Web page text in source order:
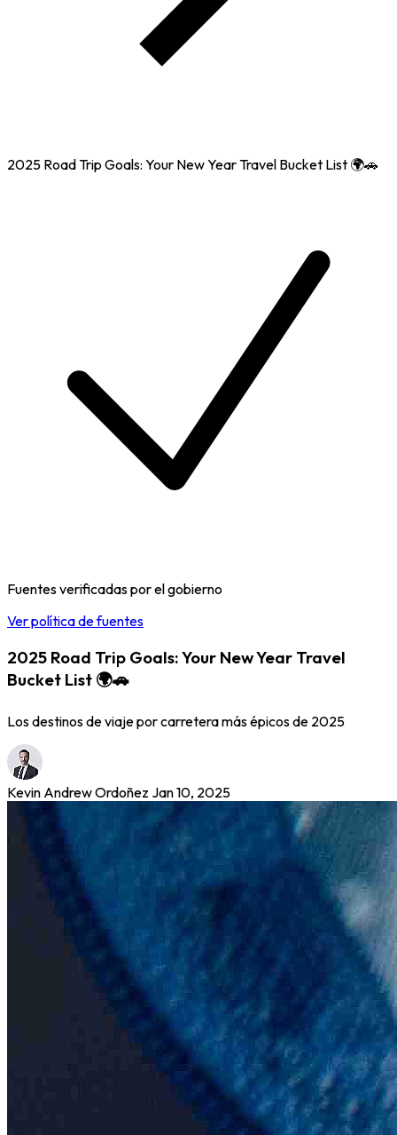
2025 Road Trip Goals: Your New Year Travel Bucket List 🌍🚗
Fuentes verificadas por el gobierno
Ver política de fuentes
2025 Road Trip Goals: Your New Year Travel
Bucket List 🌍🚗
Los destinos de viaje por carretera más épicos de 2025
Kevin Andrew Ordoñez Jan 10, 2025